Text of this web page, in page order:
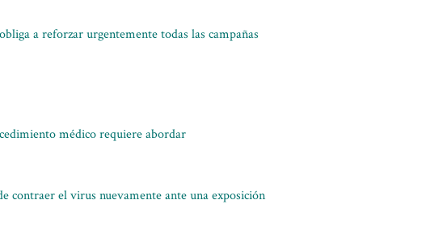
a reforzar urgentemente todas las campañas
médico requiere abordar
contraer el virus nuevamente ante una exposición